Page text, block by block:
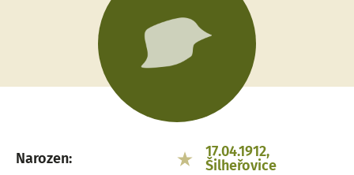
Narozen:
17.04.1912,
Šilheřovice